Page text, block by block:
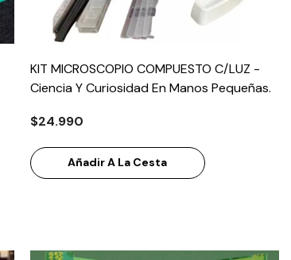
KIT MICROSCOPIO COMPUESTO C/LUZ -
Ciencia Y Curiosidad En Manos Pequeñas.
$24.990
Añadir A La Cesta